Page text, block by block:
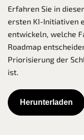
Erfahren Sie in
ersten KI-Initiativen
entwickeln, welche
Roadmap
Priorisierung der
ist.
Herunterladen